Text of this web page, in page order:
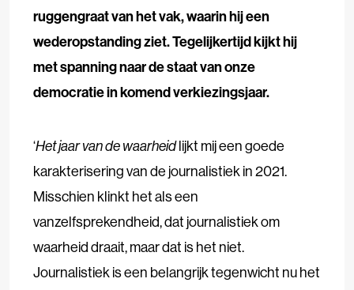
ruggengraat van het vak, waarin hij een
wederopstanding ziet. Tegelijkertijd kijkt hij
met spanning naar de staat van onze
democratie in komend verkiezingsjaar.
‘Het jaar van de waarheidlijkt mij een goede
karakterisering van de journalistiek in 2021.
Misschien klinkt het als een
vanzelfsprekendheid, dat journalistiek om
waarheid draait, maar dat is het niet.
Journalistiek is een belangrijk tegenwicht nu het